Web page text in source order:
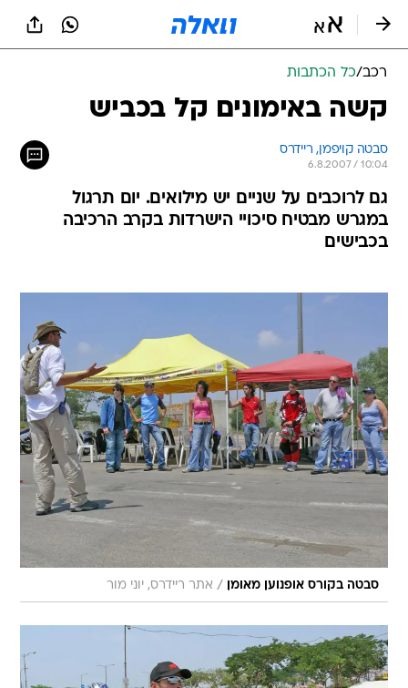
רכב/כל הכתבות
קשה באימונים קל בכביש
סבטה קויפמן, ריידרס
6.8.2007 / 10:04
גם לרוכבים על שניים יש מילואים. יום תרגול
במגרש מבטיח סיכויי הישרדות בקרב הרכיבה
בכבישים
סבטה בקורס אופנוען מאומן / אתר ריידרס, יוני מור